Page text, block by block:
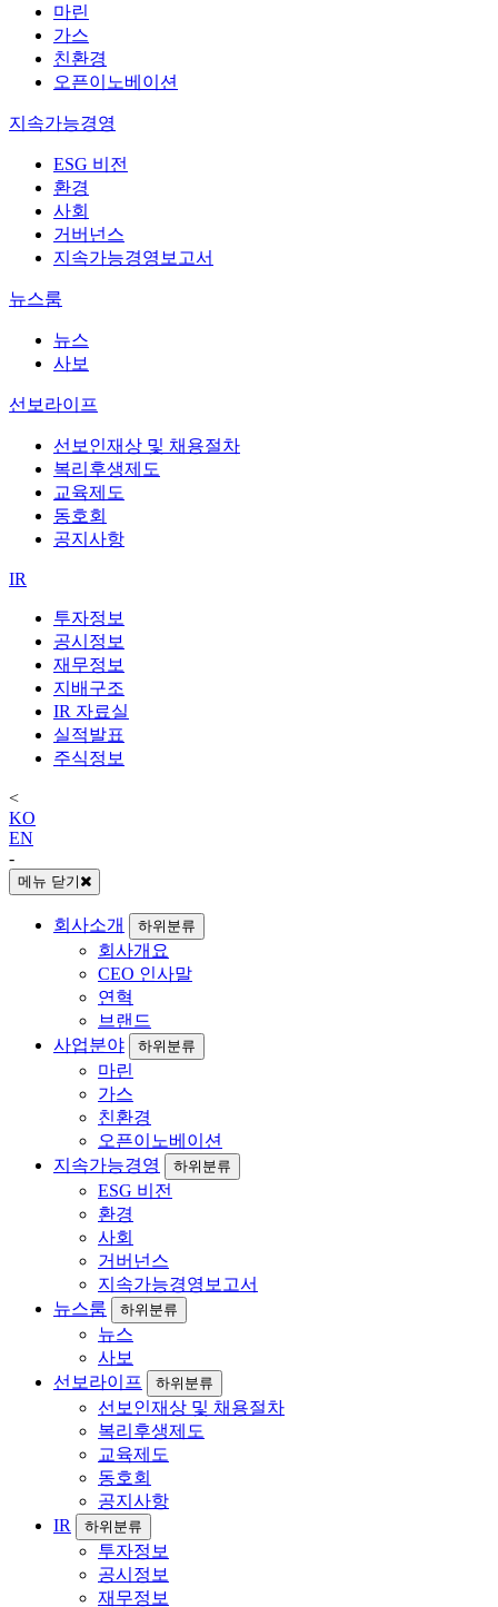
마린
가스
친환경
오픈이노베이션
지속가능경영
ESG 비전
환경
사회
거버넌스
지속가능경영보고서
뉴스룸
뉴스
사보
선보라이프
선보인재상 및 채용절차
복리후생제도
교육제도
동호회
공지사항
IR
투자정보
공시정보
재무정보
지배구조
IR 자료실
실적발표
주식정보
<
KO
EN
-
메뉴 닫기
회사소개 하위분류
회사개요
CEO 인사말
연혁
브랜드
사업분야
하위분류
마린
가스
친환경
오픈이노베이션
지속가능경영
하위분류
ESG 비전
환경
사회
거버넌스
지속가능경영보고서
뉴스룸
하위분류
뉴스
사보
선보라이프
하위분류
선보인재상 및 채용절차
복리후생제도
교육제도
동호회
공지사항
IR
하위분류
투자정보
공시정보
재무정보